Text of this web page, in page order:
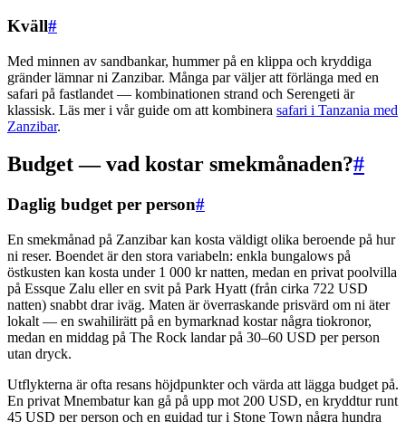
Kväll#
Med minnen av sandbankar, hummer på en klippa och kryddiga
gränder lämnar ni Zanzibar. Många par väljer att förlänga med en
safari på fastlandet — kombinationen strand och Serengeti är
klassisk. Läs mer i vår guide om att kombinera safari i Tanzania med
Zanzibar.
Budget — vad kostar smekmånaden?#
Daglig budget per person#
En smekmånad på Zanzibar kan kosta väldigt olika beroende på hur
ni reser. Boendet är den stora variabeln: enkla bungalows på
östkusten kan kosta under 1 000 kr natten, medan en privat poolvilla
på Essque Zalu eller en svit på Park Hyatt (från cirka 722 USD
natten) snabbt drar iväg. Maten är överraskande prisvärd om ni äter
lokalt — en swahilirätt på en bymarknad kostar några tiokronor,
medan en middag på The Rock landar på 30–60 USD per person
utan dryck.
Utflykterna är ofta resans höjdpunkter och värda att lägga budget på.
En privat Mnembatur kan gå på upp mot 200 USD, en kryddtur runt
45 USD per person och en guidad tur i Stone Town några hundra